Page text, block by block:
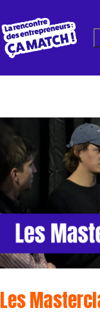
Les